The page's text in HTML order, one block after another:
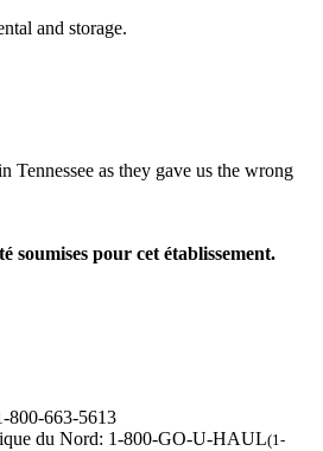
and storage.
Tennessee as they gave us the wrong
soumises pour cet établissement.
800-663-5613
du Nord: 1-800-GO-U-HAUL(1-